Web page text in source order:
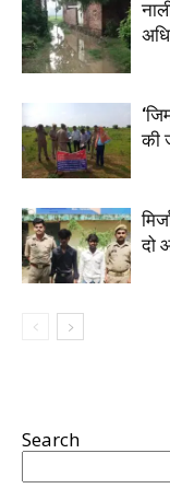
की
दो
Search